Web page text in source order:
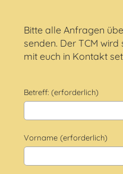
Bitte alle Anfragen
senden. Der TCM
mit euch in Kontakt
Betreff: (erforderlich)
Vorname (erforderlich)